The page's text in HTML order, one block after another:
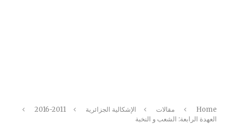
Home مقالات الإشكالية الجزائرية
2016-2011
العهدة الرابعة: الشعب و النخبة